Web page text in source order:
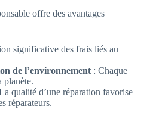
offre des avantages
significative des frais liés au
de l’environnement : Chaque
planète.
qualité d’une réparation favorise
réparateurs.